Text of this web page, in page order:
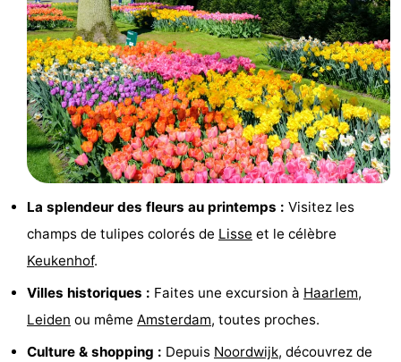
Route
Stationnement
Adresses
Médicales
Région
Hollande-
Septentrionale
Nature
Duinen
aan
Bergen
-
La splendeur des fleurs au printemps : Visitez les
champs de tulipes colorés de Lisse et le célèbre
Keukenhof.
Villes historiques : Faites une excursion à Haarlem,
Leiden ou même Amsterdam, toutes proches.
Culture & shopping : Depuis Noordwijk, découvrez de